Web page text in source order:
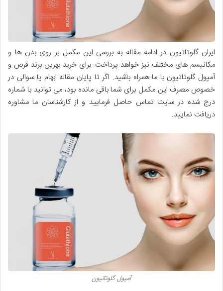
ایران گلوتاتیون در ادامه مقاله به بررسی این مکمل بر روی بدن ها و
مکانیسم های مختلف نیز خواهد پرداخت. برای خرید بهرین برند قرص و
آمپول گلوتاتیون با ما همراه باشید. اگر تا پایان مقاله ابهام یا سوالی در
خصوص مصرف این مکمل برای شما باقی مانده بود، می توانید با شماره
درج شده در سایت تماس حاصل فرمایید و از کارشناسان ما مشاوره
دریافت نمایید.
آمپول گلوتاتیون